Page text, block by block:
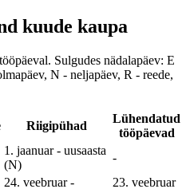
kuude kaupa
Sulgudes nädalapäev: E
N - neljapäev, R - reede,
Riigipühad
Lühendatud
tööpäevad
1. jaanuar - uusaasta
(N)
-
24. veebruar -
23. veebruar